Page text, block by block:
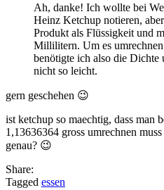
Ah, danke! Ich wollte bei
Heinz Ketchup notieren,
Produkt als Flüssigkeit und
Millilitern. Um es
benötigte ich also die Dichte
nicht so leicht.
gern geschehen 😉
ist ketchup so maechtig, dass man
1,13636364 gross umrechnen
genau? 😉
Share:
Tagged essen